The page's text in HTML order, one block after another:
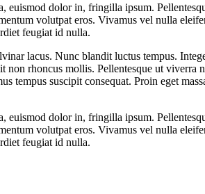
dolor in, fringilla ipsum.
volutpat eros. Vivamus vel nulla
feugiat id nulla.
lacus. Nunc blandit luctus tempus.
rhoncus mollis. Pellentesque ut viverra
suscipit consequat. Proin eget
dolor in, fringilla ipsum.
volutpat eros. Vivamus vel nulla
feugiat id nulla.